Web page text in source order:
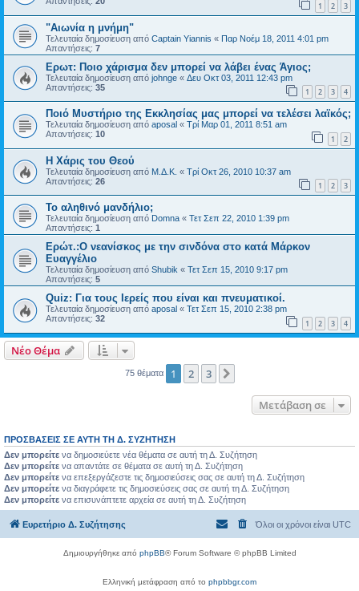
1 2 3
"Αιωνία η μνήμη"
Τελευταία δημοσίευση από Captain Yiannis « Παρ Νοέμ 18, 2011 4:01 pm
Απαντήσεις: 7
Ερωτ: Ποιο χάρισμα δεν μπορεί να λάβει ένας Άγιος;
Τελευταία δημοσίευση από johnge « Δευ Οκτ 03, 2011 12:43 pm
Απαντήσεις: 35 1 2 3 4
Ποιό Μυστήριο της Εκκλησίας μας μπορεί να τελέσει λαϊκός;
Τελευταία δημοσίευση από aposal « Τρί Μαρ 01, 2011 8:51 am
Απαντήσεις: 10 1 2
Η Χάρις του Θεού
Τελευταία δημοσίευση από Μ.Δ.Κ. « Τρί Οκτ 26, 2010 10:37 am
Απαντήσεις: 26 1 2 3
Το αληθινό μανδήλιο;
Τελευταία δημοσίευση από Domna « Τετ Σεπ 22, 2010 1:39 pm
Απαντήσεις: 1
Ερώτ.:Ο νεανίσκος με την σινδόνα στο κατά Μάρκον
Ευαγγέλιο
Τελευταία δημοσίευση από Shubik « Τετ Σεπ 15, 2010 9:17 pm
Απαντήσεις: 5
Quiz: Για τους Ιερείς που είναι και πνευματικοί.
Τελευταία δημοσίευση από aposal « Τετ Σεπ 15, 2010 2:38 pm
Απαντήσεις: 32 1 2 3 4
Νέο Θέμα
75 θέματα 1 2 3
Μετάβαση σε
ΠΡΟΣΒΆΣΕΙΣ ΣΕ ΑΥΤΉ ΤΗ Δ. ΣΥΖΉΤΗΣΗ
Δεν μπορείτε να δημοσιεύετε νέα θέματα σε αυτή τη Δ. Συζήτηση
Δεν μπορείτε να απαντάτε σε θέματα σε αυτή τη Δ. Συζήτηση
Δεν μπορείτε να επεξεργάζεστε τις δημοσιεύσεις σας σε αυτή τη Δ. Συζήτηση
Δεν μπορείτε να διαγράφετε τις δημοσιεύσεις σας σε αυτή τη Δ. Συζήτηση
Δεν μπορείτε να επισυνάπτετε αρχεία σε αυτή τη Δ. Συζήτηση
Ευρετήριο Δ. Συζήτησης Όλοι οι χρόνοι είναι UTC
Δημιουργήθηκε από phpBB® Forum Software © phpBB Limited
Ελληνική μετάφραση από το phpbbgr.com